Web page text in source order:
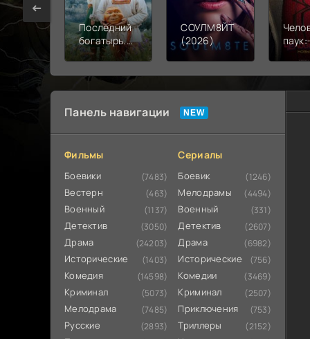
Последний
богатырь.
Колобок
СОУЛМ8ЙТ
(2026)
Панель навигации
Фильмы
Боевики (7483)
Вестерн (463)
Военный (1137)
Детектив (3050)
Драма (24203)
Исторические (1403)
Комедия (14598)
Криминал (5073)
Мелодрама (7485)
Русские (2893)
Сериалы
Боевик (1246)
Мелодрамы (4494)
Военный (331)
Детектив (2607)
Драма (6982)
Исторические (756)
Комедии (3469)
Криминал (2507)
Приключения (753)
Триллеры (2152)